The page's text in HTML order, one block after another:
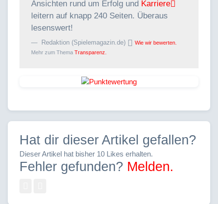
Ansichten rund um Erfolg und Karriere
leitern auf knapp 240 Seiten. Überaus
lesenswert!
Redaktion (Spielemagazin.de)
Wie wir bewerten.
Mehr zum Thema Transparenz.
Hat dir dieser Artikel gefallen?
Dieser Artikel hat bisher 10 Likes erhalten.
Fehler gefunden? Melden.